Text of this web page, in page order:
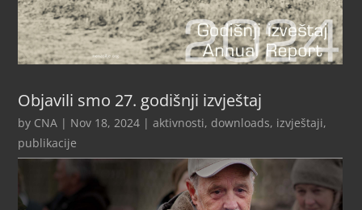
Objavili smo 27. godišnji izvještaj
by CNA | Nov 18, 2024 |aktivnosti, downloads, izvještaji,
publikacije